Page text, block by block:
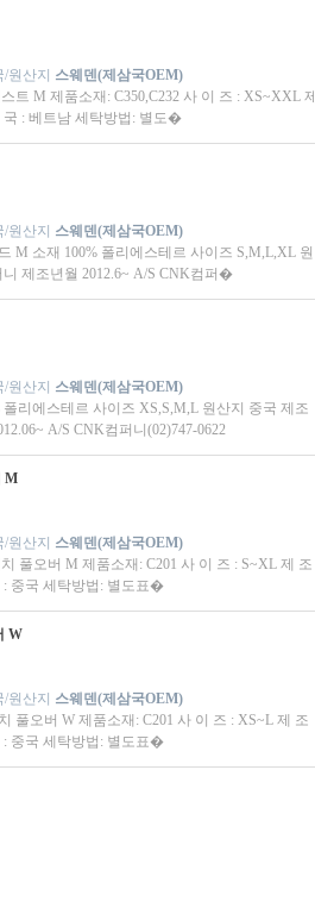
산지 스웨덴(제삼국OEM)
트 M 제품소재: C350,C232 사 이 즈 : XS~XXL 제
국 : 베트남 세탁방법: 별도�
산지 스웨덴(제삼국OEM)
M 소재 100% 폴리에스테르 사이즈 S,M,L,XL 원
제조년월 2012.6~ A/S CNK컴퍼�
산지 스웨덴(제삼국OEM)
리에스테르 사이즈 XS,S,M,L 원산지 중국 제조
A/S CNK컴퍼니(02)747-0622
M
산지 스웨덴(제삼국OEM)
풀오버 M 제품소재: C201 사 이 즈 : S~XL 제 조
: 중국 세탁방법: 별도표�
W
산지 스웨덴(제삼국OEM)
풀오버 W 제품소재: C201 사 이 즈 : XS~L 제 조
: 중국 세탁방법: 별도표�